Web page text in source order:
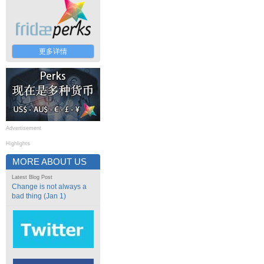
更多详情
Advertisement
Highlights
MORE ABOUT US
Latest Blog Post
Change is not always a
bad thing (Jan 1)